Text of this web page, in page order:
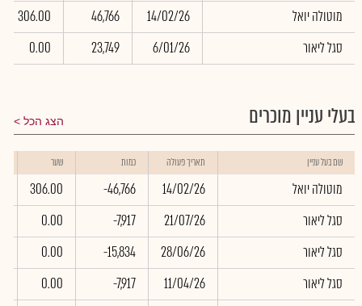
מוטולה יואל
14/02/26
46,766
306.00
סגל ליאור
6/01/26
23,749
0.00
בעלי עניין מוכרים הצג הכל
שם בעל עניין תאריך פעולה כמות שער
מוטולה יואל 14/02/26
-46,766
306.00
סגל ליאור
21/07/26
-7,917
0.00
סגל ליאור
28/06/26
-15,834
0.00
סגל ליאור
11/04/26
-7,917
0.00